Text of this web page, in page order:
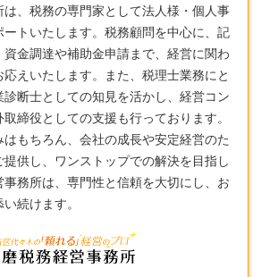
、税務の専門家として法人様・個人事
トいたします。税務顧問を中心に、記
金調達や補助金申請まで、経営に関わ
えいたします。また、 税理士業務にと
診断士としての知見を活かし、経営コン
締役としての支援も行っております。
もちろん、会社の成長や安定経営のた
供し、ワンストップでの解決を目指し
事務所は、専門性と信頼を大切にし、お
続けます。